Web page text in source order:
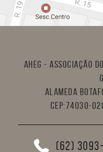
AHEG - Associação
Alameda
CEP:74030-
(62)